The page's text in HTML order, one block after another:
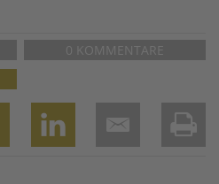
0 KOMMENTARE
LinkedIn
Email